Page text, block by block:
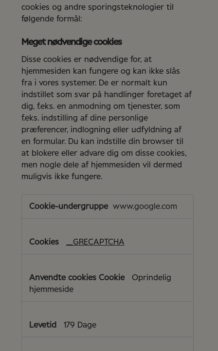
cookies og andre sporingsteknologier til
følgende formål:
Meget nødvendige cookies
Disse cookies er nødvendige for, at
hjemmesiden kan fungere og kan ikke slås
fra i vores systemer. De er normalt kun
indstillet som svar på handlinger foretaget af
dig, f.eks. en anmodning om tjenester, som
f.eks. indstilling af dine personlige
præferencer, indlogning eller udfyldning af
en formular. Du kan indstille din browser til
at blokere eller advare dig om disse cookies,
men nogle dele af hjemmesiden vil dermed
muligvis ikke fungere.
nødvendige
cookies
www.google.com
_GRECAPTCHA
Oprindelig
hjemmeside
179 Dage